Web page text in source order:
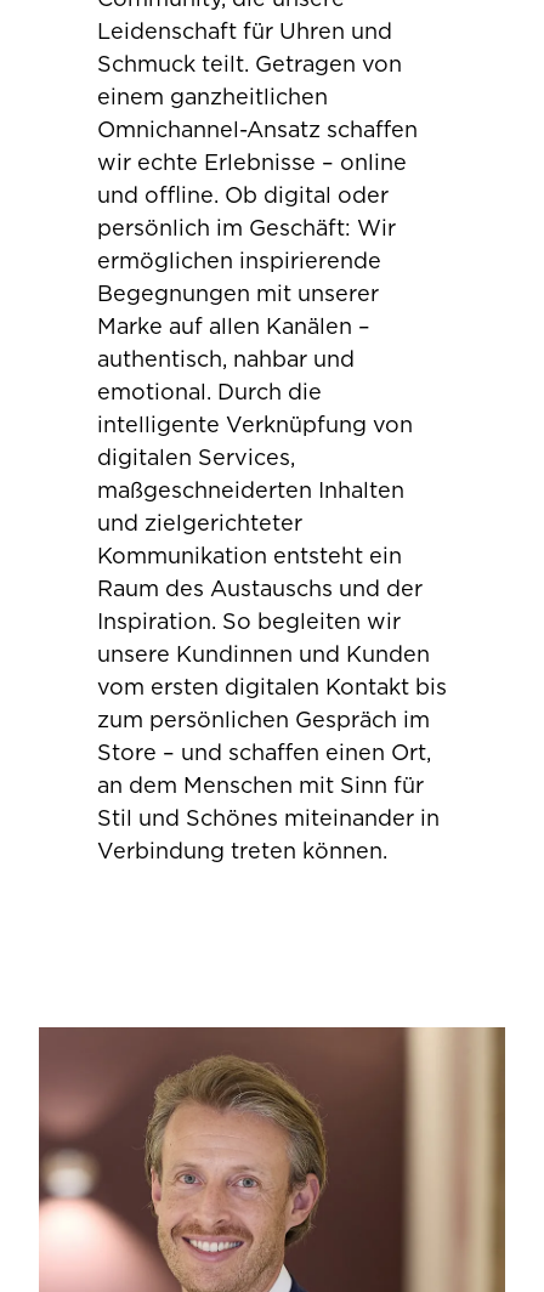
Leidenschaft für Uhren und
Schmuck teilt. Getragen von
einem ganzheitlichen
Omnichannel-Ansatz schaffen
wir echte Erlebnisse – online
und offline. Ob digital oder
persönlich im Geschäft: Wir
ermöglichen inspirierende
Begegnungen mit unserer
Marke auf allen Kanälen –
authentisch, nahbar und
emotional. Durch die
intelligente Verknüpfung von
digitalen Services,
maßgeschneiderten Inhalten
und zielgerichteter
Kommunikation entsteht ein
Raum des Austauschs und der
Inspiration. So begleiten wir
unsere Kundinnen und Kunden
vom ersten digitalen Kontakt bis
zum persönlichen Gespräch im
Store – und schaffen einen Ort,
an dem Menschen mit Sinn für
Stil und Schönes miteinander in
Verbindung treten können.